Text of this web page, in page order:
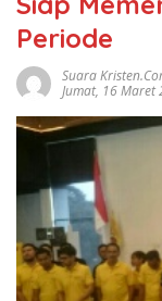
Periode
Suara
Jumat, 16